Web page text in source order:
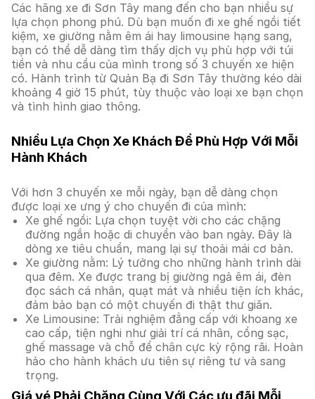
Các hãng xe đi Sơn Tây mang đến cho bạn nhiều sự
lựa chọn phong phú. Dù bạn muốn đi xe ghế ngồi tiết
kiệm, xe giường nằm êm ái hay limousine hạng sang,
bạn có thể dễ dàng tìm thấy dịch vụ phù hợp với túi
tiền và nhu cầu của mình trong số 3 chuyến xe hiện
có. Hành trình từ Quản Bạ đi Sơn Tây thường kéo dài
khoảng 4 giờ 15 phút, tùy thuộc vào loại xe bạn chọn
và tình hình giao thông.
Nhiều Lựa Chọn Xe Khách Để Phù Hợp Với Mỗi
Hành Khách
Với hơn 3 chuyến xe mỗi ngày, bạn dễ dàng chọn
được loại xe ưng ý cho chuyến đi của mình:
Xe ghế ngồi: Lựa chọn tuyệt vời cho các chặng
đường ngắn hoặc di chuyển vào ban ngày. Đây là
dòng xe tiêu chuẩn, mang lại sự thoải mái cơ bản.
Xe giường nằm: Lý tưởng cho những hành trình dài
qua đêm. Xe được trang bị giường ngả êm ái, đèn
đọc sách cá nhân, quạt mát và nhiều tiện ích khác,
đảm bảo bạn có một chuyến đi thật thư giãn.
Xe Limousine: Trải nghiệm đẳng cấp với khoang xe
cao cấp, tiện nghi như giải trí cá nhân, cổng sạc,
ghế massage và chỗ để chân cực kỳ rộng rãi. Hoàn
hảo cho hành khách ưu tiên sự riêng tư và sang
trọng.